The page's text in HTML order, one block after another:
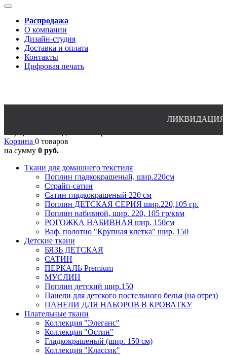
Распродажа
О компании
Дизайн-студия
Доставка и оплата
Контакты
Цифровая печать
ЛИКВИДАЦИЯ
Корзина 0 товаров
на сумму 0 руб.
Ткани для домашнего текстиля
Поплин гладкокрашеный, шир.220см
Страйп-сатин
Сатин гладкокрашеный 220 см
Поплин ДЕТСКАЯ СЕРИЯ шир.220,105 гр.
Поплин набивной, шир. 220, 105 гр/квм
РОГОЖКА НАБИВНАЯ шир. 150см
Ваф. полотно "Крупная клетка" шир. 150
Детские ткани
БЯЗЬ ДЕТСКАЯ
САТИН
ПЕРКАЛЬ Premium
МУСЛИН
Поплин детский шир.150
Панели для детского постельного белья (на отрез)
ПАНЕЛИ ДЛЯ НАБОРОВ В КРОВАТКУ
Плательные ткани
Коллекция "Элеганс"
Коллекция "Остин"
Гладкокрашеный (шир. 150 см)
Коллекция "Классик"